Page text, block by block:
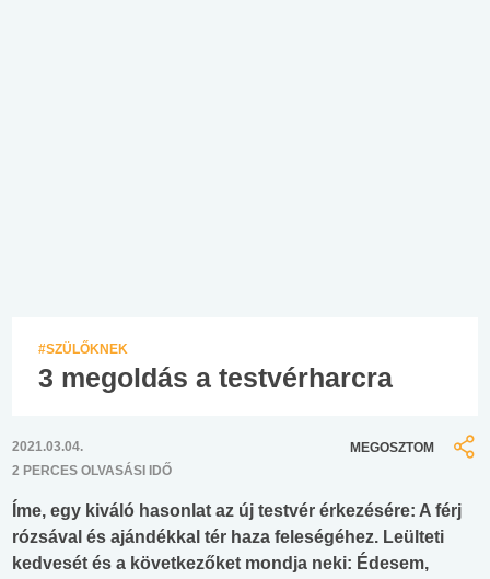
#SZÜLŐKNEK
3 megoldás a testvérharcra
2021.03.04.
2 PERCES OLVASÁSI IDŐ
MEGOSZTOM
Íme, egy kiváló hasonlat az új testvér érkezésére: A férj
rózsával és ajándékkal tér haza feleségéhez. Leülteti
kedvesét és a következőket mondja neki: Édesem,